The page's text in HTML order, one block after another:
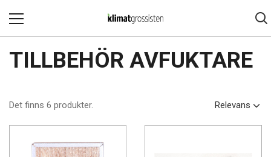
TILLBEHÖR AVFUKTARE
Det finns 6 produkter. Relevans